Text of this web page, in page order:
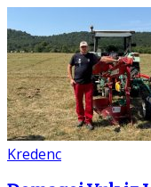
Kredenc